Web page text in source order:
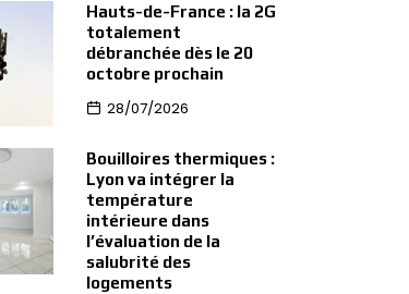
Hauts-de-France : la 2G
totalement
débranchée dès le 20
octobre prochain
28/07/2026
Bouilloires thermiques :
Lyon va intégrer la
température
intérieure dans
l’évaluation de la
salubrité des
logements